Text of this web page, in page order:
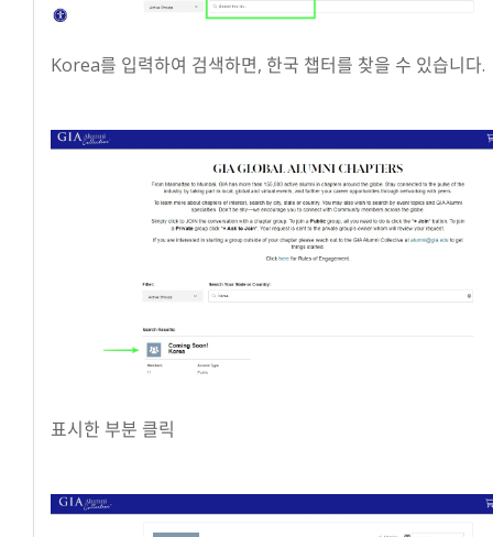
Korea를 입력하여 검색하면, 한국 챕터를 찾을 수 있습니다.
표시한 부분 클릭